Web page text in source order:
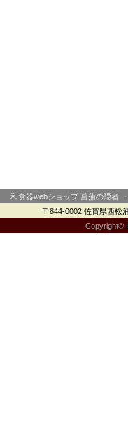
和食器webショップ 菖蒲の隠者
〒844-0002 佐賀県西松
Copyright©